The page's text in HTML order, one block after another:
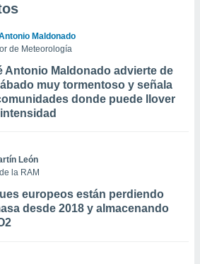
Maldonado
de Meteorología
Antonio Maldonado advierte de
muy tormentoso y señala
donde puede llover
León
la RAM
europeos están perdiendo
desde 2018 y almacenando